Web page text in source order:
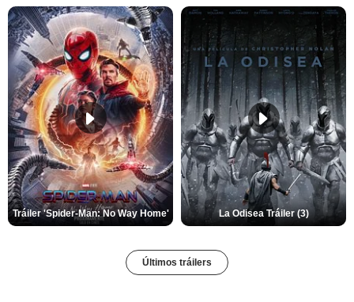
Tráiler 'Spider-Man: No Way Home' La Odisea Tráiler (3)
Últimos tráilers